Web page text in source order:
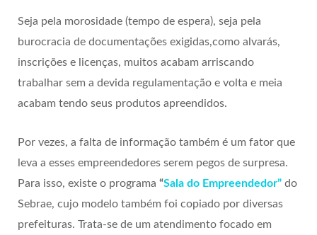
Seja pela morosidade (tempo de espera), seja pela
burocracia de documentações exigidas,como alvarás,
inscrições e licenças, muitos acabam arriscando
trabalhar sem a devida regulamentação e volta e meia
acabam tendo seus produtos apreendidos.
Por vezes, a falta de informação também é um fator que
leva a esses empreendedores serem pegos de surpresa.
Para isso, existe o programa “Sala do Empreendedor” do
Sebrae, cujo modelo também foi copiado por diversas
prefeituras. Trata-se de um atendimento focado em